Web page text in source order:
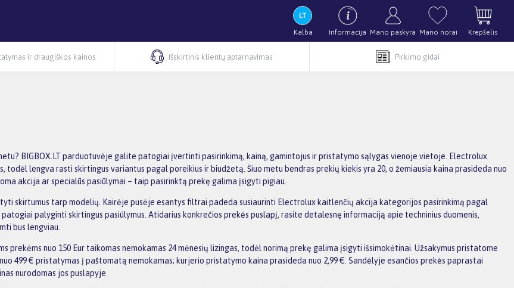
Kalba Informacija Mano paskyra Mano norai Krepšelis
ir draugiškos kainos Išskirtinis klientų aptarnavimas Pirkimo gidai
BIGBOX.LT parduotuvėje galite patogiai įvertinti pasirinkimą, kainą, gamintojus ir pristatymo sąlygas vienoje vietoje. Electrolux
lengva rasti skirtingus variantus pagal poreikius ir biudžetą. Šiuo metu bendras prekių kiekis yra 20, o žemiausia kaina prasideda nuo
akcija ar specialūs pasiūlymai – taip pasirinktą prekę galima įsigyti pigiau.
skirtumus tarp modelių. Kairėje pusėje esantys filtrai padeda susiaurinti Electrolux kaitlenčių akcija kategorijos pasirinkimą pagal
palyginti skirtingus pasiūlymus. Atidarius konkrečios prekės puslapį, rasite detalesnę informaciją apie techninius duomenis,
bus lengviau.
prekėms nuo 150 Eur taikomas nemokamas 24 mėnesių lizingas, todėl norimą prekę galima įsigyti išsimokėtinai. Užsakymus pristatome
499 € pristatymas į paštomatą nemokamas; kurjerio pristatymo kaina prasideda nuo 2,99 €. Sandėlyje esančios prekės paprastai
nurodomas jos puslapyje.